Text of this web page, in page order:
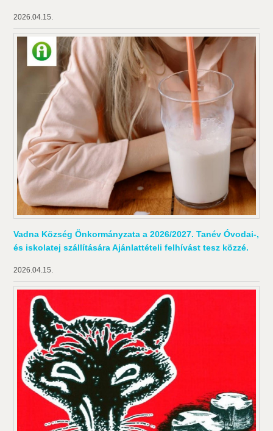
2026.04.15.
Vadna Község Önkormányzata a 2026/2027. Tanév Óvodai-,
és iskolatej szállítására Ajánlattételi felhívást tesz közzé.
2026.04.15.